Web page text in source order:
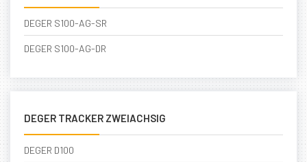
DEGER S100-AG-SR
DEGER S100-AG-DR
DEGER TRACKER ZWEIACHSIG
DEGER D100